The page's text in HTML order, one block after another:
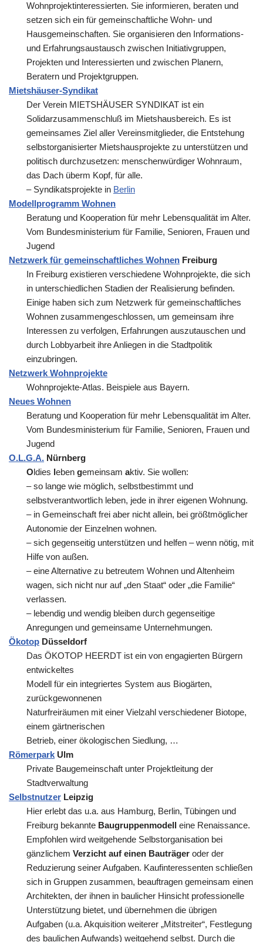
Wohnprojektinteressierten. Sie informieren, beraten und
setzen sich ein für gemeinschaftliche Wohn- und
Hausgemeinschaften. Sie organisieren den Informations-
und Erfahrungsaustausch zwischen Initiativgruppen,
Projekten und Interessierten und zwischen Planern,
Beratern und Projektgruppen.
Mietshäuser-Syndikat
Der Verein MIETSHÄUSER SYNDIKAT ist ein
Solidarzusammenschluß im Mietshausbereich. Es ist
gemeinsames Ziel aller Vereinsmitglieder, die Entstehung
selbstorganisierter Mietshausprojekte zu unterstützen und
politisch durchzusetzen: menschenwürdiger Wohnraum,
das Dach überm Kopf, für alle.
– Syndikatsprojekte in Berlin
Modellprogramm Wohnen
Beratung und Kooperation für mehr Lebensqualität im Alter.
Vom Bundesministerium für Familie, Senioren, Frauen und
Jugend
Netzwerk für gemeinschaftliches Wohnen Freiburg
In Freiburg existieren verschiedene Wohnprojekte, die sich
in unterschiedlichen Stadien der Realisierung befinden.
Einige haben sich zum Netzwerk für gemeinschaftliches
Wohnen zusammengeschlossen, um gemeinsam ihre
Interessen zu verfolgen, Erfahrungen auszutauschen und
durch Lobbyarbeit ihre Anliegen in die Stadtpolitik
einzubringen.
Netzwerk Wohnprojekte
Wohnprojekte-Atlas. Beispiele aus Bayern.
Neues Wohnen
Beratung und Kooperation für mehr Lebensqualität im Alter.
Vom Bundesministerium für Familie, Senioren, Frauen und
Jugend
O.L.G.A. Nürnberg
Oldies leben gemeinsam aktiv. Sie wollen:
– so lange wie möglich, selbstbestimmt und
selbstverantwortlich leben, jede in ihrer eigenen Wohnung.
– in Gemeinschaft frei aber nicht allein, bei größtmöglicher
Autonomie der Einzelnen wohnen.
– sich gegenseitig unterstützen und helfen – wenn nötig, mit
Hilfe von außen.
– eine Alternative zu betreutem Wohnen und Altenheim
wagen, sich nicht nur auf „den Staat“ oder „die Familie“
verlassen.
– lebendig und wendig bleiben durch gegenseitige
Anregungen und gemeinsame Unternehmungen.
Ökotop Düsseldorf
Das ÖKOTOP HEERDT ist ein von engagierten Bürgern
entwickeltes
Modell für ein integriertes System aus Biogärten,
zurückgewonnenen
Naturfreiräumen mit einer Vielzahl verschiedener Biotope,
einem gärtnerischen
Betrieb, einer ökologischen Siedlung, …
Römerpark Ulm
Private Baugemeinschaft unter Projektleitung der
Stadtverwaltung
Selbstnutzer Leipzig
Hier erlebt das u.a. aus Hamburg, Berlin, Tübingen und
Freiburg bekannte Baugruppenmodell eine Renaissance.
Empfohlen wird weitgehende Selbstorganisation bei
gänzlichem Verzicht auf einen Bauträger oder der
Reduzierung seiner Aufgaben. Kaufinteressenten schließen
sich in Gruppen zusammen, beauftragen gemeinsam einen
Architekten, der ihnen in baulicher Hinsicht professionelle
Unterstützung bietet, und übernehmen die übrigen
Aufgaben (u.a. Akquisition weiterer „Mitstreiter“, Festlegung
des baulichen Aufwands) weitgehend selbst. Durch die